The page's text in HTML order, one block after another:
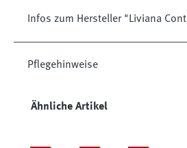
Infos zum Hersteller "Liviana
Pflegehinweise
Produktgalerie überspringen
Ähnliche Artikel